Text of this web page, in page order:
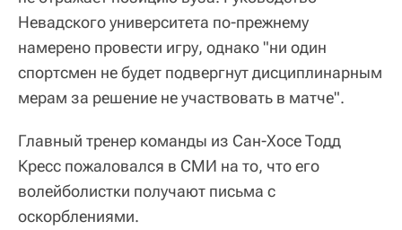
Невадского университета по-прежнему
намерено провести игру, однако "ни один
спортсмен не будет подвергнут дисциплинарным
мерам за решение не участвовать в матче".
Главный тренер команды из Сан-Хосе Тодд
Кресс пожаловался в СМИ на то, что его
волейболистки получают письма с
оскорблениями.